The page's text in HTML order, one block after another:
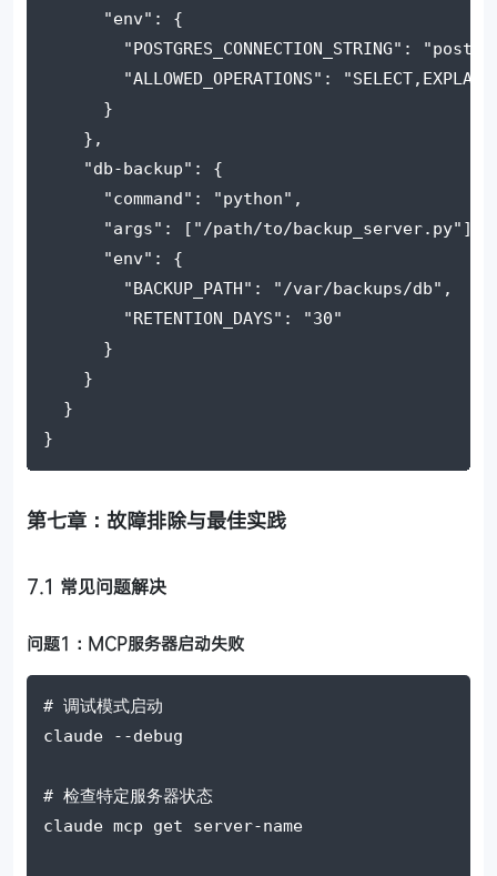
"env" : {
"POSTGRES_CONNECTION_STRING" :
"ALLOWED_OPERATIONS" :
}
},
"db-backup" : {
"command" : "python" ,
"args" : [ "/path/to/backup_server.py" ],
"env" : {
"BACKUP_PATH" : "/var/backups/db" ,
"RETENTION_DAYS" :
"30"
}
}
  }
}
第七章：故障排除与最佳实践
7.1 常见问题解决
问题1：MCP服务器启动失败
# 调试模式启动
claude
--debug
# 检查特定服务器状态
claude mcp get server-name